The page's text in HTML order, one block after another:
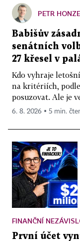
PETR
Babišův
senátních
27 křesel v
Kdo vyhraje
na kritériích,
posuzovat. Ale je
6. 8. 2026 ▪ 5 min.
FINANČNÍ
První účet